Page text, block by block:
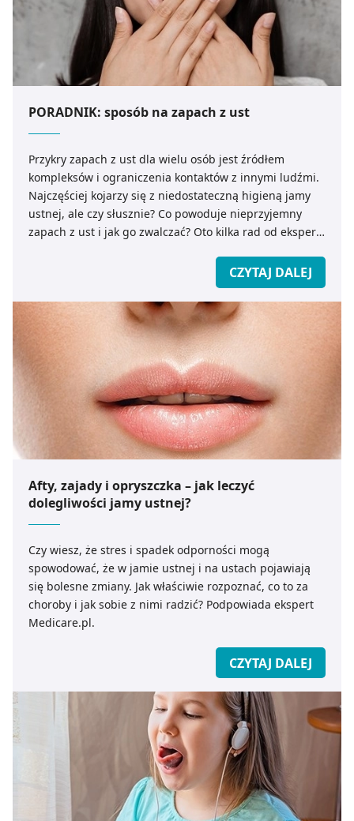
PORADNIK: sposób na zapach z ust
Przykry zapach z ust dla wielu osób jest źródłem
kompleksów i ograniczenia kontaktów z innymi ludźmi.
Najczęściej kojarzy się z niedostateczną higieną jamy
ustnej, ale czy słusznie? Co powoduje nieprzyjemny
zapach z ust i jak go zwalczać? Oto kilka rad od eksperta
CZYTAJ DALEJ
Afty, zajady i opryszczka – jak leczyć
dolegliwości jamy ustnej?
Czy wiesz, że stres i spadek odporności mogą
spowodować, że w jamie ustnej i na ustach pojawiają
się bolesne zmiany. Jak właściwie rozpoznać, co to za
choroby i jak sobie z nimi radzić? Podpowiada ekspert
Medicare.pl.
CZYTAJ DALEJ